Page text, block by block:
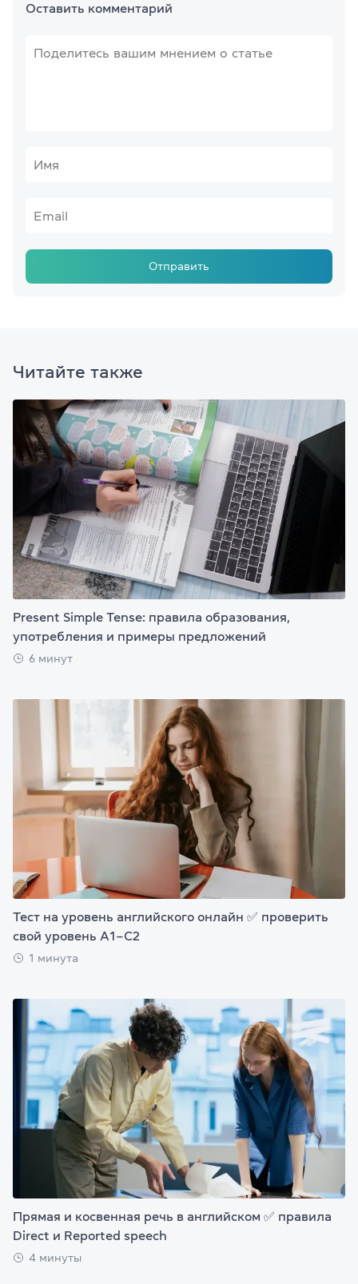
Оставить комментарий
Отправить
Читайте также
Present Simple Tense: правила образования,
употребления и примеры предложений
6 минут
Тест на уровень английского онлайн ✅ проверить
свой уровень А1–С2
1 минута
Прямая и косвенная речь в английском ✅ правила
Direct и Reported speech
4 минуты